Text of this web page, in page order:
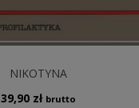
NIKOTYNA
39,90 zł brutto